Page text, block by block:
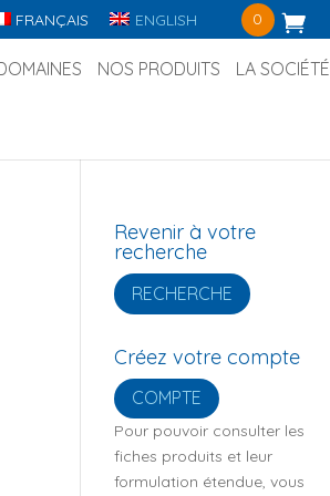
FRANÇAIS ENGLISH 0
NOS PRODUITS LA SOCIÉTÉ
Revenir à votre
recherche
RECHERCHE
Créez votre compte
COMPTE
Pour pouvoir consulter les
fiches produits et leur
formulation étendue, vous